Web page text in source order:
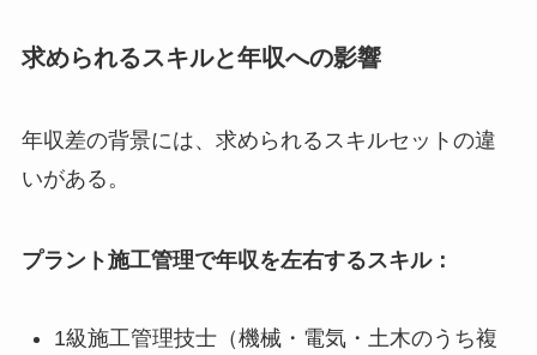
求められるスキルと年収への影響
年収差の背景には、求められるスキルセットの違
いがある。
プラント施工管理で年収を左右するスキル：
1級施工管理技士（機械・電気・土木のうち複